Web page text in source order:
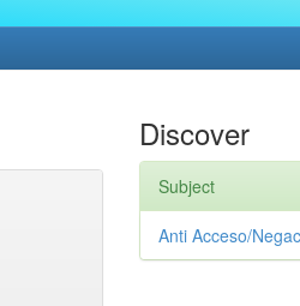
Discover
Subject
Anti Acceso/